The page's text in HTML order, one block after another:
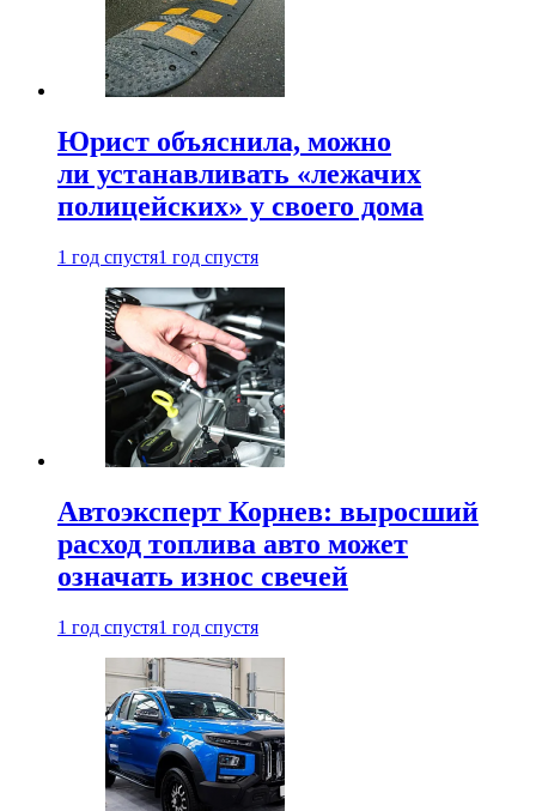
Юрист объяснила, можно
ли устанавливать «лежачих
полицейских» у своего дома
1 год спустя1 год спустя
Автоэксперт Корнев: выросший
расход топлива авто может
означать износ свечей
1 год спустя1 год спустя